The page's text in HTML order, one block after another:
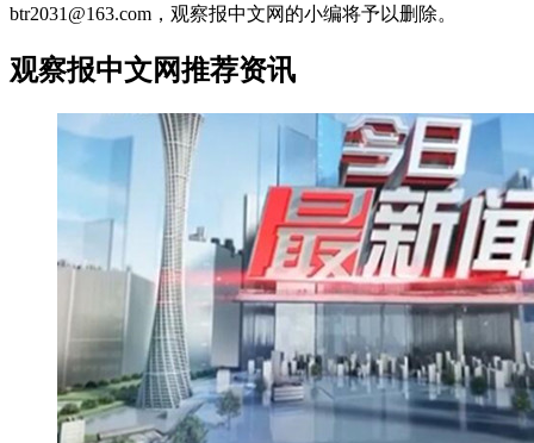
btr2031@163.com，观察报中文网的小编将予以删除。
观察报中文网推荐资讯